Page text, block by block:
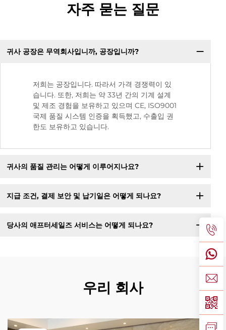
자주 묻는 질문
귀사 공장은 무역회사입니까, 공장입니까?
저희는 공장입니다. 따라서 가격 경쟁력이 있
습니다. 또한, 저희는 약 33년 간의 기계 설계
및 제조 경험을 보유하고 있으며 CE, ISO9001
국제 품질 시스템 인증을 획득했고, 수출입 권
한도 보유하고 있습니다.
귀사의 품질 관리는 어떻게 이루어지나요?
지급 조건, 결제 보안 및 납기일은 어떻게 되나요?
당사의 애프터세일즈 서비스는 어떻게 되나요?
우리 회사